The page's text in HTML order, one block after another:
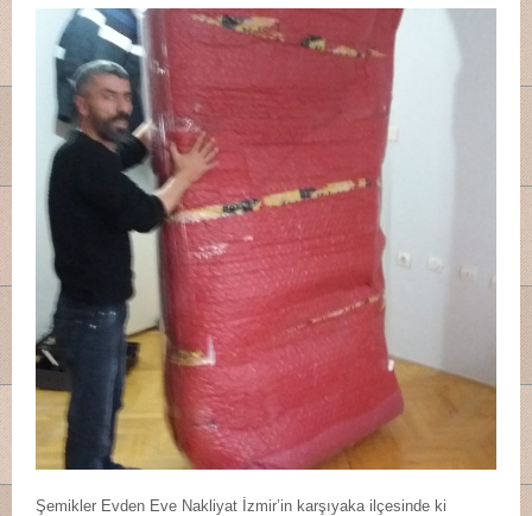
Şemikler Evden Eve Nakliyat İzmir’in karşıyaka ilçesinde ki